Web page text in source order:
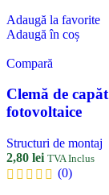
Adaugă la favorite
Adaugă în coș
Compară
Clemă de
fotovoltaice
Structuri de montaj
2,80 lei TVA Inclus
(0)